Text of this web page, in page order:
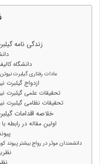
زندگی نامه
دانشگاه
عادات رفتاری گیلبرت
ازدواج گیلبرت
تحقیقات علمی گیلبرت
تحقیقات نظامی گیلبرت
خلاصه اقدامات
اولین مقاله در رابطه
دانشمندان موثر در رواج بیشتر پیوند